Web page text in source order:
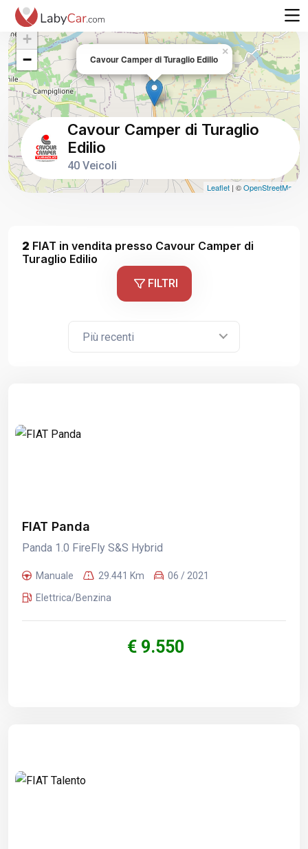
Cavour Camper di Turaglio Edilio
×
+
−
Leaflet | ©OpenStreetMap
Cavour Camper di Turaglio
Edilio
40 Veicoli
2 FIAT in vendita presso Cavour Camper di
Turaglio Edilio
FILTRI
Più recenti
FIAT Panda
Panda 1.0 FireFly S&S Hybrid
Manuale 29.441 Km
06 / 2021
Elettrica/Benzina
€ 9.550